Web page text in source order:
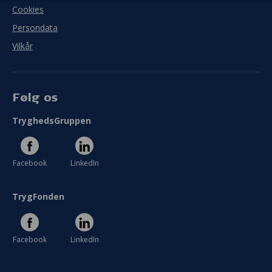
Cookies
Persondata
Vilkår
Følg os
TryghedsGruppen
Facebook LinkedIn
TrygFonden
Facebook LinkedIn